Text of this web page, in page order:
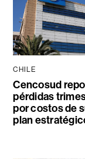
CHILE
Cencosud
pérdidas
por costos de
plan